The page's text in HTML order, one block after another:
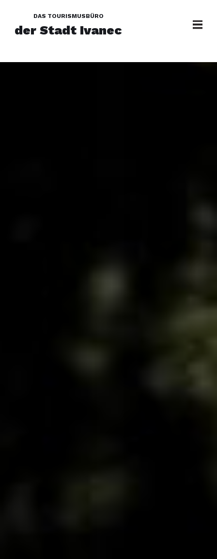
DAS TOURISMUSBÜRO
der Stadt Ivanec